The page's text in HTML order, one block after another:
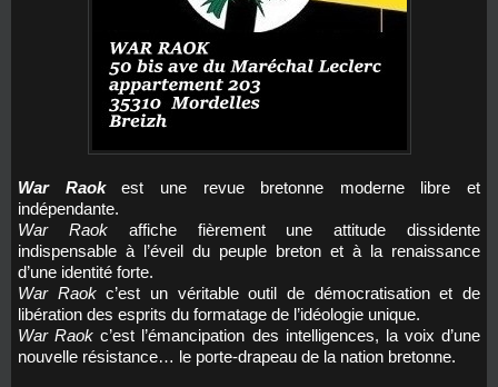
War Raokest une revue bretonne moderne libre et
indépendante.
War Raok affiche fièrement une attitude dissidente
indispensable à l’éveil du peuple breton et à la renaissance
d’une identité forte.
War Raokc’est un véritable outil de démocratisation et de
libération des esprits du formatage de l’idéologie unique.
War Raok c’est l’émancipation des intelligences, la voix d’une
nouvelle résistance… le porte-drapeau de la nation bretonne.